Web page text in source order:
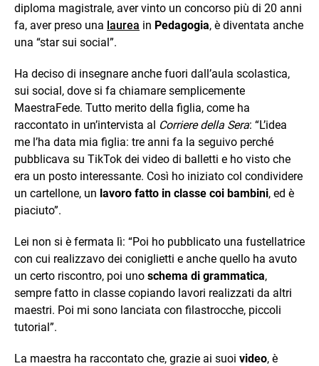
diploma magistrale, aver vinto un concorso più di 20 anni
fa, aver preso una laurea in Pedagogia, è diventata anche
una “star sui social”.
Ha deciso di insegnare anche fuori dall’aula scolastica,
sui social, dove si fa chiamare semplicemente
MaestraFede. Tutto merito della figlia, come ha
raccontato in un’intervista al Corriere della Sera: “L’idea
me l’ha data mia figlia: tre anni fa la seguivo perché
pubblicava su TikTok dei video di balletti e ho visto che
era un posto interessante. Così ho iniziato col condividere
un cartellone, un lavoro fatto in classe coi bambini, ed è
piaciuto”.
Lei non si è fermata lì: “Poi ho pubblicato una fustellatrice
con cui realizzavo dei coniglietti e anche quello ha avuto
un certo riscontro, poi uno schema di grammatica,
sempre fatto in classe copiando lavori realizzati da altri
maestri. Poi mi sono lanciata con filastrocche, piccoli
tutorial”.
La maestra ha raccontato che, grazie ai suoi video, è